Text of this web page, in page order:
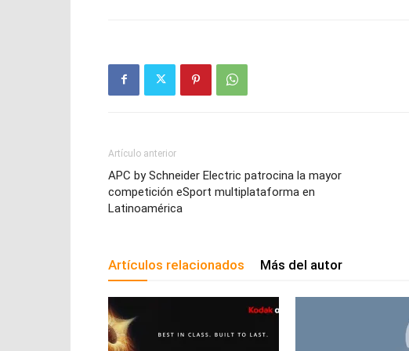
Artículo anterior
APC by Schneider Electric patrocina la mayor
competición eSport multiplataforma en
Latinoamérica
Artículos relacionados Más del autor